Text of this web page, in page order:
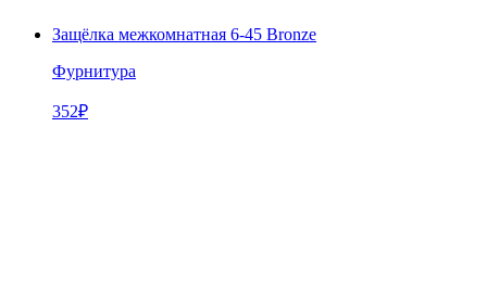
Защёлка межкомнатная 6-45 Bronze
Фурнитура
352₽